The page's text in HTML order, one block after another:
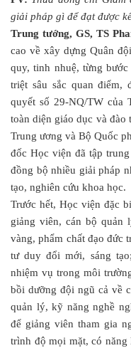
giải pháp gì để đạt được
Trung tướng, GS, TS
cao về xây dựng Quân
quy, tinh nhuệ, từng
triệt sâu sắc quan
quyết số 29-NQ/TW của
toàn diện giáo dục và
Trung ương và Bộ Quốc
đốc Học viện đã tập
đồng bộ nhiều giải pháp
tạo, nghiên cứu khoa học.
Trước hết, Học viện đặc
giảng viên, cán bộ
vàng, phẩm chất đạo đức
tư duy đổi mới, sáng
nhiệm vụ trong môi
bồi dưỡng đội ngũ cả về
quản lý, kỹ năng nghề
để giảng viên tham gia
trình độ mọi mặt, có năng